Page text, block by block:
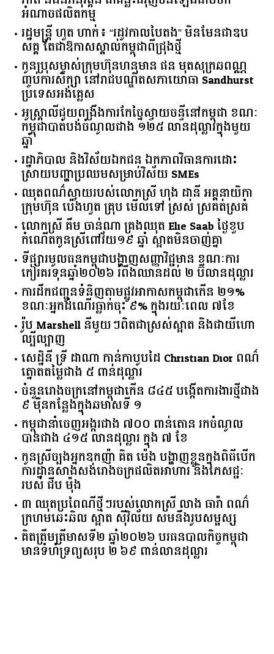
អ្នកឧកញ៉ាបណ្ឌិត សំ សុខនឿន៖ ការផ្តោតលើគុណ
ភាព និងនវានុវត្តន៍ ជាគន្លឹះជំរុញចិនឡើងជាមហា
អំណាចផលិតកម្ម
រដ្ឋមន្ត្រី ហួត ហាក់៖ “រដូវកាលបៃតង” មិនមែនជាឧប
សគ្គ តែជាឱកាសស្គាល់កម្ពុជាពីជ្រុងថ្មី
កូនប្រុសម្ចាស់ក្រុមហ៊ុនហនុមាន ផន មុតសុក្រឆពណ្ណ
ញ្ចប់ការសិក្សា នៅរាជបណ្ឌិតសភាយោធា Sandhurst
ប្រទេសអង់គ្លេស
អូស្ត្រាលី​ជួយ​ពង្រឹង​ការ​កែច្នៃ​ស្វាយចន្ទី​នៅ​កម្ពុជា​ ​ខណៈ​
កម្ពុជា​បាត់បង់​ចំណូល​ជាង​ ​១២៥​ ​លាន​ដុល្លារ​ក្នុង​មួយ​
ឆ្នាំ​
រដ្ឋាភិបាល​ ​និង​វិស័យ​ឯកជន ​ឯកភាព​វិធានការ​ដោះ
ស្រាយ​បញ្ហា​ប្រឈម​​សម្រាប់​វិស័យ​ ​SMEs​
ឈុតពណ៌ស្វាយរបស់លោកស្រី ហុង ដានី អគ្គ​នាយិកា​
ក្រុមហ៊ុន ប៉េងហួត គ្រុប មើលទៅ ស្រស់ ស្រគត់ស្រគំ
លោកស្រី គឹម ចាន់ណា គ្រងឈុត Elie Saab ថ្ងៃខួប
កំណើតកូនស្រីពៅវ័យ១៩ ឆ្នាំ ស្អាតមិនចាញ់គ្នា
ទីផ្សារ​មូលធន​កម្ពុជា​បង្ហាញ​សញ្ញា​វិជ្ជមាន​ ​ខណៈ​ការ​
កៀរគរ​ទុន​ឆ្នាំ​២០២៦​ ​រំពឹង​ឈានដល់​ ​២​ ​ប៊ីលាន​ដុល្លារ​
ការដឹកជញ្ជូនទំនិញតាមផ្លូវអាកាសកម្ពុជាកើន ២១%
ខណៈអ្នកដំណើរធ្លាក់ចុះ ៩% ក្នុងរយៈពេល ៧ខែ
រ៉ូប Marshell នីមួយៗពិតជាស្រស់ស្អាត និងជាយីហោ
ល្បីល្បាញ
សេដ្ឋិនី ទ្រី ដាណា កាន់កាបូបដៃ Christian Dior ពណ៌
ត្នោតតម្លៃជាង ៥ ពាន់ដុល្លារ
ចំនួន​រោងចក្រ​នៅ​កម្ពុជា​កើន​ ​៨៤៥​ ​បង្កើត​ការងារ​ថ្មី​ជាង​
​៩​ ​ម៉ឺន​កន្លែង​ក្នុង​ឆមាស​ទី ​១​
កម្ពុជានាំចេញអង្ករជាង ៧០០ ពាន់តោន រកចំណូល
បានជាង ៤១៥ លានដុល្លារ ក្នុង ៧ ខែ
កូនស្រីច្បងអ្នកឧកញ៉ា គិត ម៉េង បង្ហាញខ្លួនក្នុងពិធីបើក
ការដ្ឋានសាងសង់រោងចក្រផលិតអាហារ និងភេសជ្ជៈ
របស់ ជីប ម៉ុង
៣ ឈុតប្រពៃណីថ្មីៗរបស់លោកស្រី លាង ធារ៉ា ពណ៌
ក្រហមឆេះឆិល ស្អាត ​ស៊ីវិល័យ សមនឹងរូបសម្ផស្ស
គិត​ត្រឹមត្រីមាស​ទី​២​ ​ឆ្នាំ​២០២៦​ បរធន​បាលកិច្ច​កម្ពុជា​ ​